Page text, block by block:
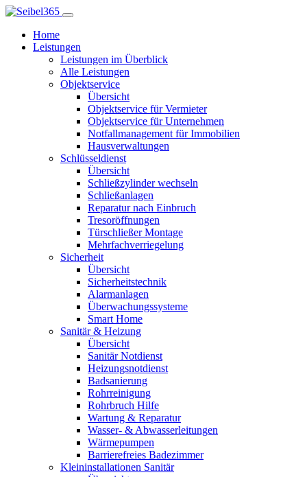
Home
Leistungen
Leistungen im Überblick
Alle Leistungen
Objektservice
Übersicht
Objektservice für Vermieter
Objektservice für Unternehmen
Notfallmanagement für Immobilien
Hausverwaltungen
Schlüsseldienst
Übersicht
Schließzylinder wechseln
Schließanlagen
Reparatur nach Einbruch
Tresoröffnungen
Türschließer Montage
Mehrfachverriegelung
Sicherheit
Übersicht
Sicherheitstechnik
Alarmanlagen
Überwachungssysteme
Smart Home
Sanitär & Heizung
Übersicht
Sanitär Notdienst
Heizungsnotdienst
Badsanierung
Rohrreinigung
Rohrbruch Hilfe
Wartung & Reparatur
Wasser- & Abwasserleitungen
Wärmepumpen
Barrierefreies Badezimmer
Kleininstallationen Sanitär